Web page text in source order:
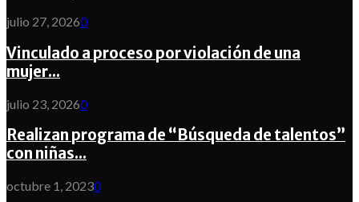
julio 27, 20260
Vinculado a proceso por violación de una
mujer...
julio 23, 20260
Realizan programa de “Búsqueda de talentos”
con niñas...
octubre 1, 20230